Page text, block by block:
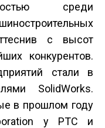
среди
с высот
конкурентов.
стали в
SolidWorks.
в прошлом году
у РТС и